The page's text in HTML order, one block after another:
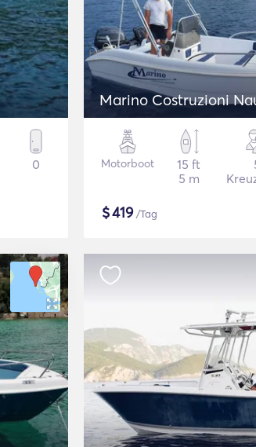
0
Marino Costruzioni
Motorboot
15 ft
5 m
$419/Tag